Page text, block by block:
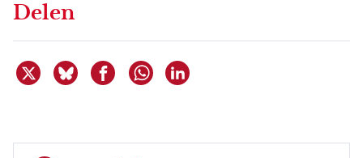
Delen
Deel dit item op X
Deel dit item op Bluesky
Deel dit item op Facebook
Delen via WhatsApp